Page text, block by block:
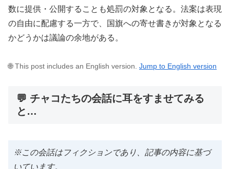
数に提供・公開することも処罰の対象となる。法案は表現
の自由に配慮する一方で、国旗への寄せ書きが対象となる
かどうかは議論の余地がある。
🌐 This post includes an English version. Jump to English version
💬 チャコたちの会話に耳をすませてみる
と…
※この会話はフィクションであり、記事の内容に基づ
いています。